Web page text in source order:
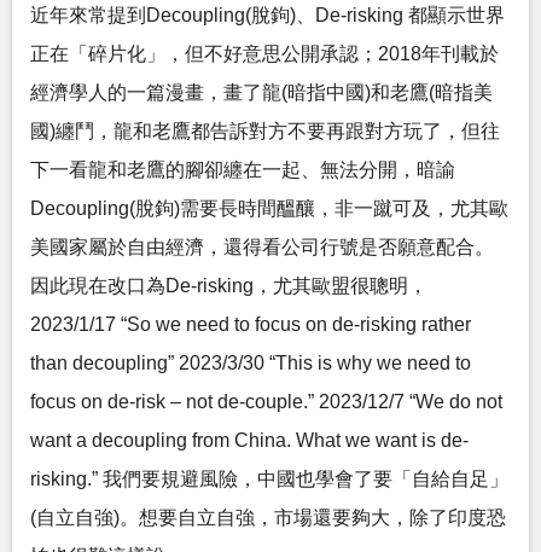
近年來常提到Decoupling(脫鉤)、De-risking 都顯示世界
正在「碎片化」，但不好意思公開承認；2018年刊載於
經濟學人的一篇漫畫，畫了龍(暗指中國)和老鷹(暗指美
國)纏鬥，龍和老鷹都告訴對方不要再跟對方玩了，但往
下一看龍和老鷹的腳卻纏在一起、無法分開，暗諭
Decoupling(脫鉤)需要長時間醞釀，非一蹴可及，尤其歐
美國家屬於自由經濟，還得看公司行號是否願意配合。
因此現在改口為De-risking，尤其歐盟很聰明，
2023/1/17 “So we need to focus on de-risking rather
than decoupling” 2023/3/30 “This is why we need to
focus on de-risk – not de-couple.” 2023/12/7 “We do not
want a decoupling from China. What we want is de-
risking.” 我們要規避風險，中國也學會了要「自給自足」
(自立自強)。想要自立自強，市場還要夠大，除了印度恐